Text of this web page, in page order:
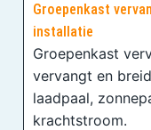
Groepenkast
installatie
Groepenkast
vervangt en
laadpaal,
krachtstroom.